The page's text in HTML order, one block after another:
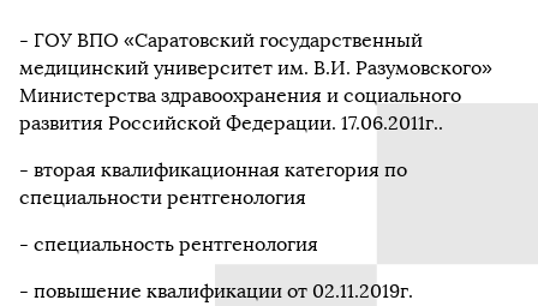
- ГОУ ВПО «Саратовский государственный
медицинский университет им. В.И. Разумовского»
Министерства здравоохранения и социального
развития Российской Федерации. 17.06.2011г..
- вторая квалификационная категория по
специальности рентгенология
- специальность рентгенология
- повышение квалификации от 02.11.2019г.